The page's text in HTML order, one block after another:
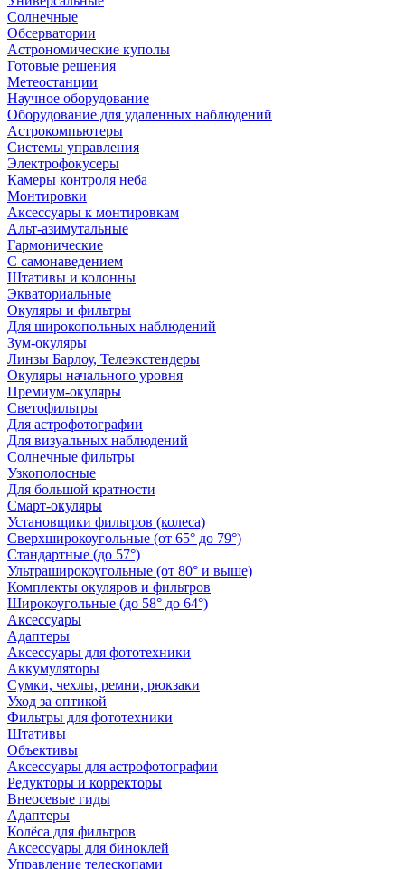
Солнечные
Обсерватории
Астрономические куполы
Готовые решения
Метеостанции
Научное оборудование
Оборудование для удаленных наблюдений
Астрокомпьютеры
Системы управления
Электрофокусеры
Камеры контроля неба
Монтировки
Аксессуары к монтировкам
Альт-азимутальные
Гармонические
С самонаведением
Штативы и колонны
Экваториальные
Окуляры и фильтры
Для широкопольных наблюдений
Зум-окуляры
Линзы Барлоу, Телеэкстендеры
Окуляры начального уровня
Премиум-окуляры
Светофильтры
Для астрофотографии
Для визуальных наблюдений
Солнечные фильтры
Узкополосные
Для большой кратности
Смарт-окуляры
Установщики фильтров (колеса)
Сверхширокоугольные (от 65° до 79°)
Стандартные (до 57°)
Ультраширокоугольные (от 80° и выше)
Комплекты окуляров и фильтров
Широкоугольные (до 58° до 64°)
Аксессуары
Адаптеры
Аксессуары для фототехники
Аккумуляторы
Сумки, чехлы, ремни, рюкзаки
Уход за оптикой
Фильтры для фототехники
Штативы
Объективы
Аксессуары для астрофотографии
Редукторы и корректоры
Внеосевые гиды
Адаптеры
Колёса для фильтров
Аксессуары для биноклей
Управление телескопами